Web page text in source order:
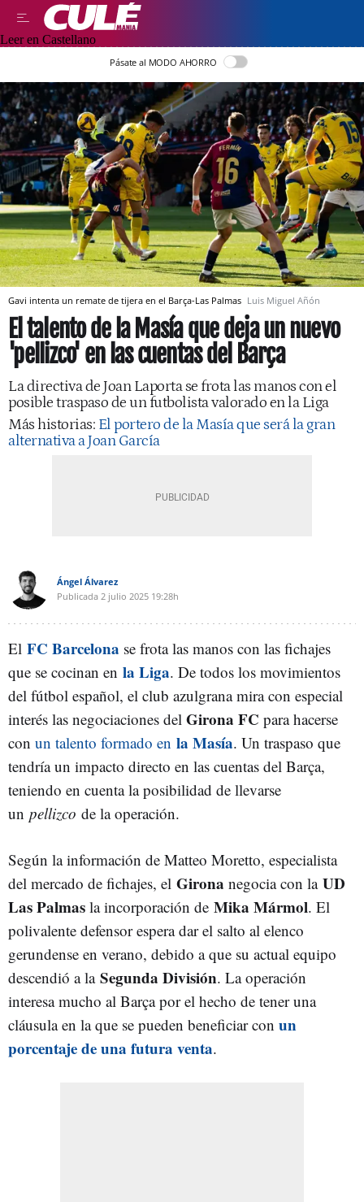
Leer en Castellano
Pásate al MODO AHORRO
Gavi intenta un remate de tijera en el Barça-Las Palmas Luis Miguel Añón
El talento de la Masía que deja un nuevo
'pellizco' en las cuentas del Barça
La directiva de Joan Laporta se frota las manos con el
posible traspaso de un futbolista valorado en la Liga
Más historias: El portero de la Masía que será la gran
alternativa a Joan García
Ángel Álvarez
Publicada 2 julio 2025 19:28h
El FC Barcelona se frota las manos con las fichajes
que se cocinan en la Liga. De todos los movimientos
del fútbol español, el club azulgrana mira con especial
interés las negociaciones del Girona FC para hacerse
con un talento formado en la Masía. Un traspaso que
tendría un impacto directo en las cuentas del Barça,
teniendo en cuenta la posibilidad de llevarse
un pellizco de la operación.
Según la información de Matteo Moretto, especialista
del mercado de fichajes, el Girona negocia con la UD
Las Palmas la incorporación de Mika Mármol. El
polivalente defensor espera dar el salto al elenco
gerundense en verano, debido a que su actual equipo
descendió a la Segunda División. La operación
interesa mucho al Barça por el hecho de tener una
cláusula en la que se pueden beneficiar con un
porcentaje de una futura venta.